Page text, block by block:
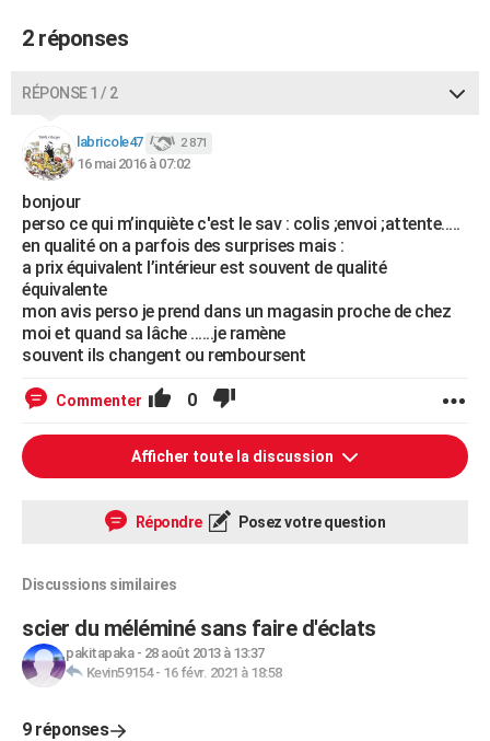
2 réponses
RÉPONSE 1 / 2
labricole47 2 871
16 mai 2016 à 07:02
bonjour
perso ce qui m’inquiète c'est le sav : colis ;envoi ;attente.....
en qualité on a parfois des surprises mais :
a prix équivalent l’intérieur est souvent de qualité
équivalente
mon avis perso je prend dans un magasin proche de chez
moi et quand sa lâche ......je ramène
souvent ils changent ou remboursent
Commenter 0
Afficher toute la discussion
Répondre Posez votre question
Discussions similaires
scier du méléminé sans faire d'éclats
pakitapaka- 28 août 2013 à 13:37
Kevin59154- 16 févr. 2021 à 18:58
9 réponses